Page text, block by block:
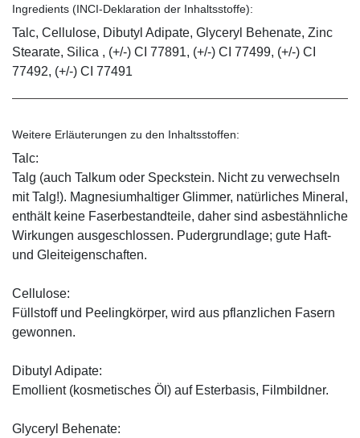
Ingredients (INCI-Deklaration der Inhaltsstoffe):
Talc, Cellulose, Dibutyl Adipate, Glyceryl Behenate, Zinc
Stearate, Silica , (+/-) CI 77891, (+/-) CI 77499, (+/-) CI
77492, (+/-) CI 77491
Weitere Erläuterungen zu den Inhaltsstoffen:
Talc:
Talg (auch Talkum oder Speckstein. Nicht zu verwechseln
mit Talg!). Magnesiumhaltiger Glimmer, natürliches Mineral,
enthält keine Faserbestandteile, daher sind asbestähnliche
Wirkungen ausgeschlossen. Pudergrundlage; gute Haft-
und Gleiteigenschaften.
Cellulose:
Füllstoff und Peelingkörper, wird aus pflanzlichen Fasern
gewonnen.
Dibutyl Adipate:
Emollient (kosmetisches Öl) auf Esterbasis, Filmbildner.
Glyceryl Behenate: